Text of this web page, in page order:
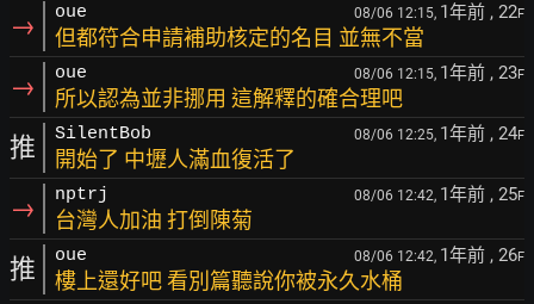
→ oue 08/06 12:15, 1年前 , 22F
但都符合申請補助核定的名目 並無不當
→ oue 08/06 12:15, 1年前 , 23F
所以認為並非挪用 這解釋的確合理吧
推 SilentBob 08/06 12:25, 1年前 , 24F
開始了 中壢人滿血復活了
→ nptrj 08/06 12:42, 1年前 , 25F
台灣人加油 打倒陳菊
推 oue 08/06 12:42, 1年前 , 26F
樓上還好吧 看別篇聽說你被永久水桶